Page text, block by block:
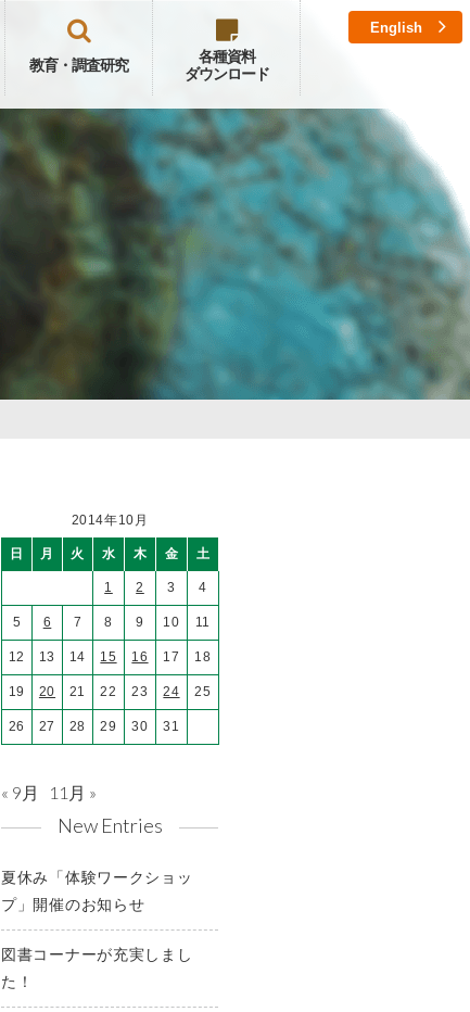
教育・調査研究
各種資料
ダウンロード
English
2014年10月
日 月 火 水 木 金 土
1 2 3 4
5 6 7 8 9 10 11
12 13 14 15 16 17 18
19 20 21 22 23 24 25
26 27 28 29 30 31
« 9月 11月 »
New Entries
夏休み「体験ワークショッ
プ」開催のお知らせ
図書コーナーが充実しまし
た！